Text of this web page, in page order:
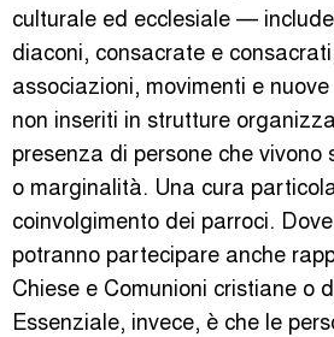
culturale ed ecclesiale —
diaconi, consacrate e
associazioni, movimenti e
non inseriti in strutture
presenza di persone che
o marginalità. Una cura
coinvolgimento dei parroci.
potranno partecipare anche
Chiese e Comunioni cristiane o
Essenziale, invece, è che le